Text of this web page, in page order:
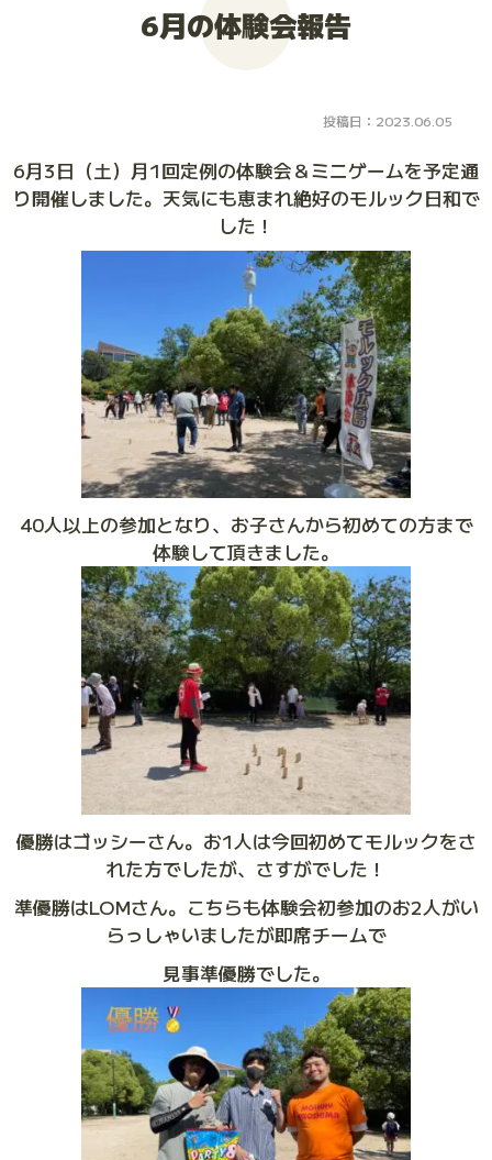
大会お申し込み
6月の体験会報告
投稿日：2023.06.05
6月3日（土）月1回定例の体験会＆ミニゲームを予定通
り開催しました。天気にも恵まれ絶好のモルック日和で
した！
40人以上の参加となり、お子さんから初めての方まで
体験して頂きました。
優勝はゴッシーさん。お1人は今回初めてモルックをさ
れた方でしたが、さすがでした！
準優勝はLOMさん。こちらも体験会初参加のお2人がい
らっしゃいましたが即席チームで
見事準優勝でした。